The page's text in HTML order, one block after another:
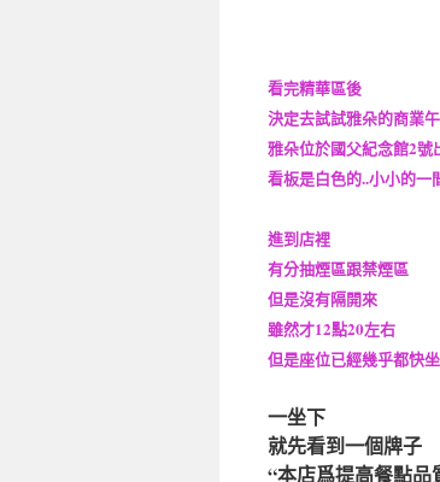
看完精華區後
決定去試試雅朵的商業
雅朵位於國父紀念館2號
看板是白色的..小小的一
進到店裡
有分抽煙區跟禁煙區
但是沒有隔開來
雖然才12點20左右
但是座位已經幾乎都快
一坐下
就先看到一個牌子
“本店爲提高餐點品